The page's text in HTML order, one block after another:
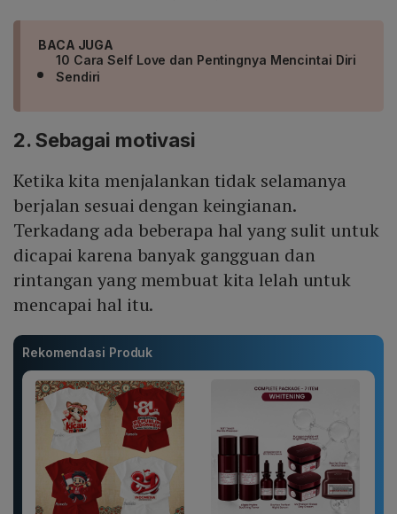
BACA JUGA
10 Cara Self Love dan Pentingnya Mencintai Diri
Sendiri
2. Sebagai motivasi
Ketika kita menjalankan tidak selamanya
berjalan sesuai dengan keingianan.
Terkadang ada beberapa hal yang sulit untuk
dicapai karena banyak gangguan dan
rintangan yang membuat kita lelah untuk
mencapai hal itu.
Rekomendasi Produk